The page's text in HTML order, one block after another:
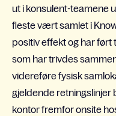
ut i konsulent-teamene
fleste vært samlet i
positiv effekt og har ført
som har trivdes
videreføre fysisk
gjeldende retningslinjer
kontor fremfor onsite